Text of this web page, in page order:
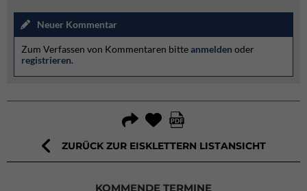
Neuer Kommentar
Zum Verfassen von Kommentaren bitteanmelden oder
registrieren.
ZURÜCK ZUR EISKLETTERN LISTANSICHT
KOMMENDE TERMINE